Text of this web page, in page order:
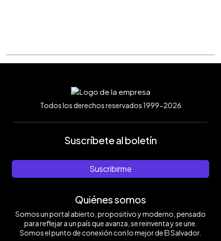
Todos los derechos reservados 1999-2026
Suscríbete al boletín
Suscribirme
Quiénes somos
Somos un portal abierto, propositivo y moderno, pensado
para reflejar a un país que avanza, se reinventa y se une.
Somos el punto de conexión con lo mejor de El Salvador.